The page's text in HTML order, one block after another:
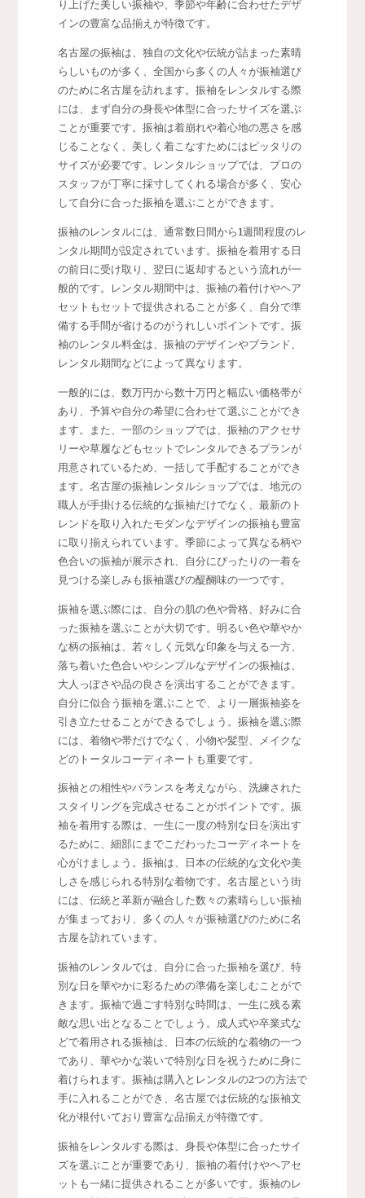
り上げた美しい振袖や、季節や年齢に合わせたデザ
インの豊富な品揃えが特徴です。
名古屋の振袖は、独自の文化や伝統が詰まった素晴
らしいものが多く、全国から多くの人々が振袖選び
のために名古屋を訪れます。振袖をレンタルする際
には、まず自分の身長や体型に合ったサイズを選ぶ
ことが重要です。振袖は着崩れや着心地の悪さを感
じることなく、美しく着こなすためにはピッタリの
サイズが必要です。レンタルショップでは、プロの
スタッフが丁寧に採寸してくれる場合が多く、安心
して自分に合った振袖を選ぶことができます。
振袖のレンタルには、通常数日間から1週間程度のレ
ンタル期間が設定されています。振袖を着用する日
の前日に受け取り、翌日に返却するという流れが一
般的です。レンタル期間中は、振袖の着付けやヘア
セットもセットで提供されることが多く、自分で準
備する手間が省けるのがうれしいポイントです。振
袖のレンタル料金は、振袖のデザインやブランド、
レンタル期間などによって異なります。
一般的には、数万円から数十万円と幅広い価格帯が
あり、予算や自分の希望に合わせて選ぶことができ
ます。また、一部のショップでは、振袖のアクセサ
リーや草履などもセットでレンタルできるプランが
用意されているため、一括して手配することができ
ます。名古屋の振袖レンタルショップでは、地元の
職人が手掛ける伝統的な振袖だけでなく、最新のト
レンドを取り入れたモダンなデザインの振袖も豊富
に取り揃えられています。季節によって異なる柄や
色合いの振袖が展示され、自分にぴったりの一着を
見つける楽しみも振袖選びの醍醐味の一つです。
振袖を選ぶ際には、自分の肌の色や骨格、好みに合
った振袖を選ぶことが大切です。明るい色や華やか
な柄の振袖は、若々しく元気な印象を与える一方、
落ち着いた色合いやシンプルなデザインの振袖は、
大人っぽさや品の良さを演出することができます。
自分に似合う振袖を選ぶことで、より一層振袖姿を
引き立たせることができるでしょう。振袖を選ぶ際
には、着物や帯だけでなく、小物や髪型、メイクな
どのトータルコーディネートも重要です。
振袖との相性やバランスを考えながら、洗練された
スタイリングを完成させることがポイントです。振
袖を着用する際は、一生に一度の特別な日を演出す
るために、細部にまでこだわったコーディネートを
心がけましょう。振袖は、日本の伝統的な文化や美
しさを感じられる特別な着物です。名古屋という街
には、伝統と革新が融合した数々の素晴らしい振袖
が集まっており、多くの人々が振袖選びのために名
古屋を訪れています。
振袖のレンタルでは、自分に合った振袖を選び、特
別な日を華やかに彩るための準備を楽しむことがで
きます。振袖で過ごす特別な時間は、一生に残る素
敵な思い出となることでしょう。成人式や卒業式な
どで着用される振袖は、日本の伝統的な着物の一つ
であり、華やかな装いで特別な日を祝うために身に
着けられます。振袖は購入とレンタルの2つの方法で
手に入れることができ、名古屋では伝統的な振袖文
化が根付いており豊富な品揃えが特徴です。
振袖をレンタルする際は、身長や体型に合ったサイ
ズを選ぶことが重要であり、振袖の着付けやヘアセ
ットも一緒に提供されることが多いです。振袖のレ